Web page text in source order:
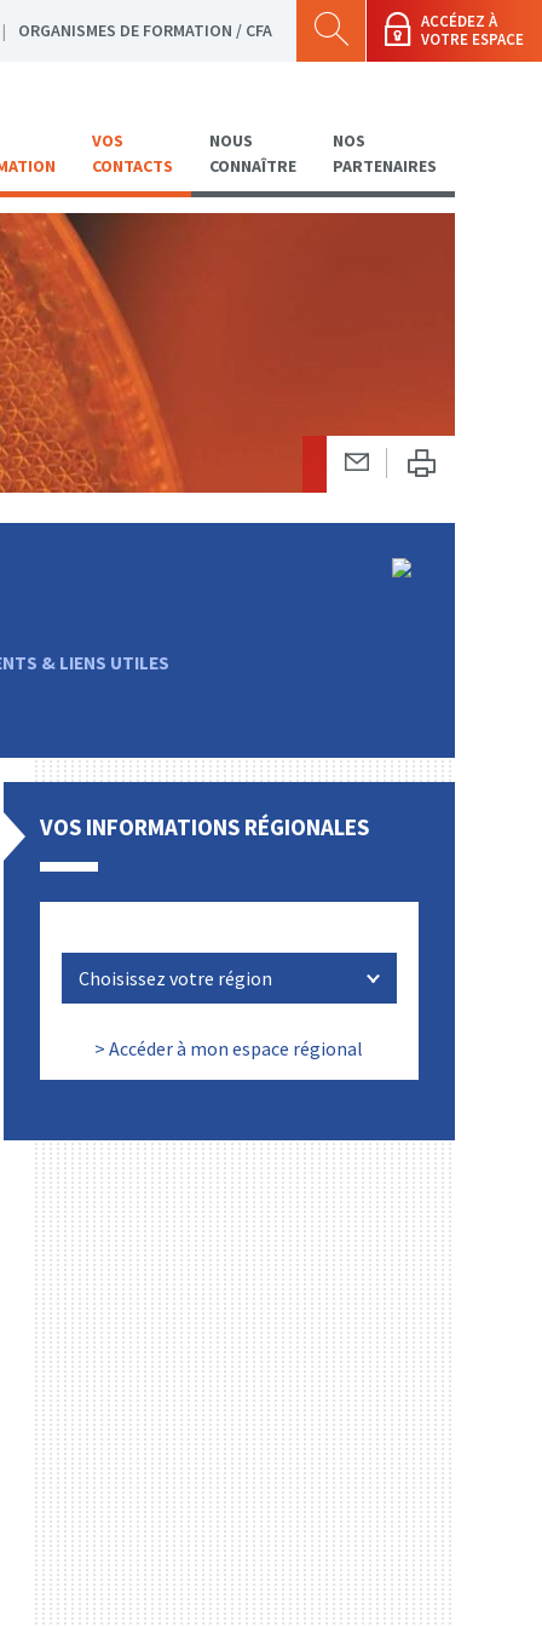
ACCÉDEZ À
VOTRE ESPACE
ORGANISMES DE FORMATION / CFA
VOS
CONTACTS
NOUS
CONNAÎTRE
NOS
PARTENAIRES
& LIENS UTILES
VOS INFORMATIONS RÉGIONALES
> Accéder à mon espace régional